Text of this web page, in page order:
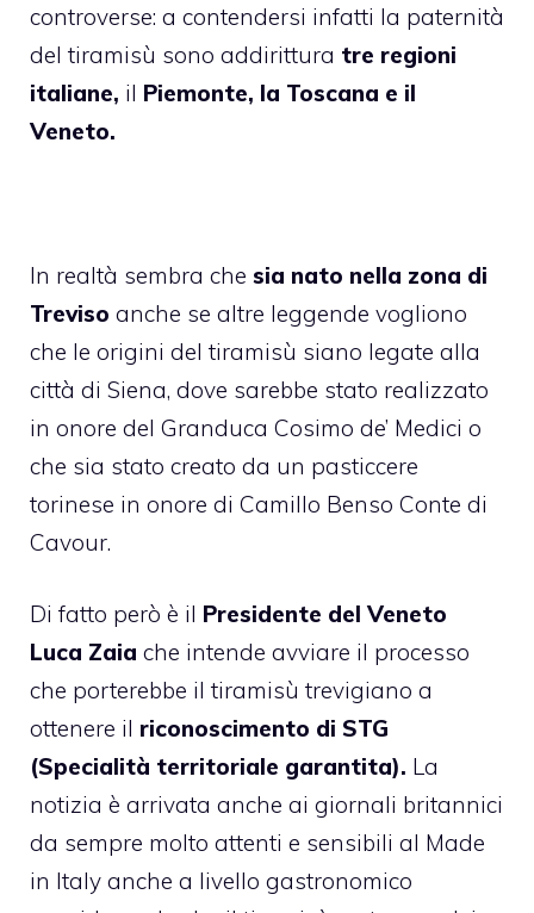
controverse: a contendersi infatti la paternità
del tiramisù sono addirittura tre regioni
italiane, il Piemonte, la Toscana e il
Veneto.
In realtà sembra che sia nato nella zona di
Treviso anche se altre leggende vogliono
che le origini del tiramisù siano legate alla
città di Siena, dove sarebbe stato realizzato
in onore del Granduca Cosimo de’ Medici o
che sia stato creato da un pasticcere
torinese in onore di Camillo Benso Conte di
Cavour.
Di fatto però è il Presidente del Veneto
Luca Zaia che intende avviare il processo
che porterebbe il tiramisù trevigiano a
ottenere il riconoscimento di STG
(Specialità territoriale garantita). La
notizia è arrivata anche ai giornali britannici
da sempre molto attenti e sensibili al Made
in Italy anche a livello gastronomico